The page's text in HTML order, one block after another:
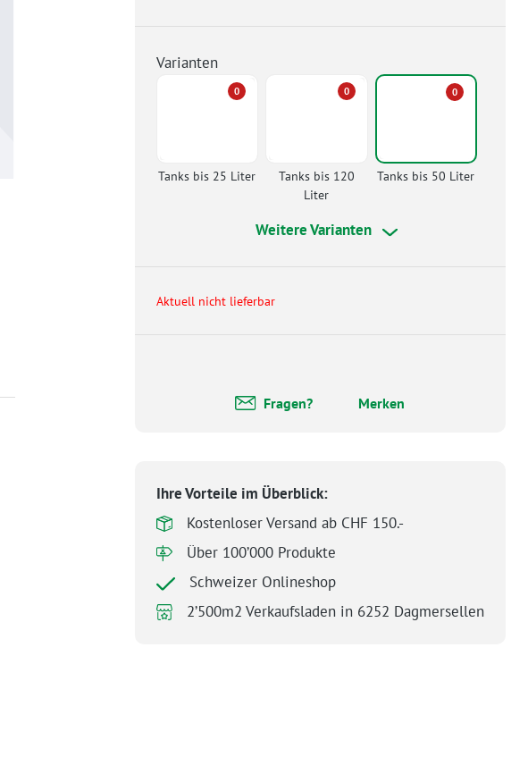
Varianten
0
Tanks bis 25 Liter
0
Tanks bis 120
Liter
0
Tanks bis 50 Liter
Weitere Varianten
Aktuell nicht lieferbar
Fragen? Merken
Ihre Vorteile im Überblick:
Kostenloser Versand ab CHF 150.-
Über 100’000 Produkte
Schweizer Onlineshop
2’500m2 Verkaufsladen in 6252 Dagmersellen